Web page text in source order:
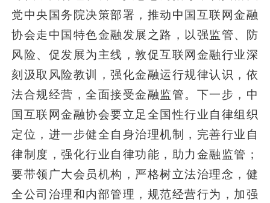
党中央国务院决策部署，推动中国互联网金融
协会走中国特色金融发展之路，以强监管、防
风险、促发展为主线，敦促互联网金融行业深
刻汲取风险教训，强化金融运行规律认识，依
法合规经营，全面接受金融监管。下一步，中
国互联网金融协会要立足全国性行业自律组织
定位，进一步健全自身治理机制，完善行业自
律制度，强化行业自律功能，助力金融监管；
要带领广大会员机构，严格树立法治理念，健
全公司治理和内部管理，规范经营行为，加强